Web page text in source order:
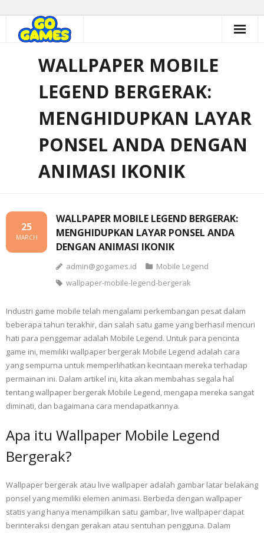
WALLPAPER MOBILE
LEGEND BERGERAK:
MENGHIDUPKAN LAYAR
PONSEL ANDA DENGAN
ANIMASI IKONIK
WALLPAPER MOBILE LEGEND BERGERAK:
MENGHIDUPKAN LAYAR PONSEL ANDA
DENGAN ANIMASI IKONIK
25
MARCH
admin@gogames.id
Mobile Legend
wallpaper-mobile-legend-bergerak
Industri game mobile telah mengalami perkembangan pesat dalam
beberapa tahun terakhir, dan salah satu game yang berhasil mencuri
hati para penggemar adalah Mobile Legend. Untuk para pencinta
game ini, memiliki wallpaper bergerak Mobile Legend adalah cara
yang sempurna untuk memperlihatkan kecintaan mereka terhadap
permainan ini. Dalam artikel ini, kita akan membahas segala hal
tentang wallpaper bergerak Mobile Legend, mengapa mereka sangat
diminati, dan bagaimana cara mendapatkannya.
Apa itu Wallpaper Mobile Legend
Bergerak?
Wallpaper bergerak atau live wallpaper adalah gambar latar belakang
ponsel yang memiliki elemen animasi. Berbeda dengan wallpaper
statis yang hanya menampilkan satu gambar, live wallpaper dapat
berinteraksi dengan gerakan atau sentuhan pengguna. Dalam